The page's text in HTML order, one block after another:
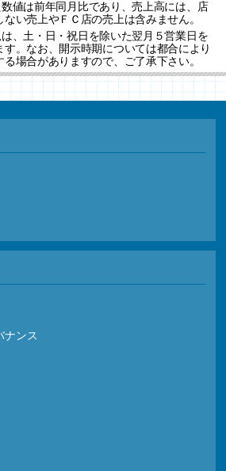
値は前年同月比であり、売上高には、店
い売上やＦＣ店の売上は含みません。
、土・日・祝日を除いた翌月５営業日を
す。なお、開示時期については都合により
場合がありますので、ご了承下さい。
ナンス